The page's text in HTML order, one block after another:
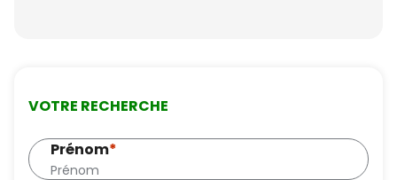
VOTRE RECHERCHE
Prénom*